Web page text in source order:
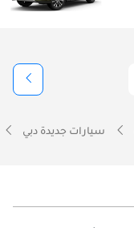
سيارات جديدة دبي